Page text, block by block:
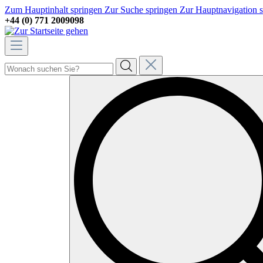
Zum Hauptinhalt springen Zur Suche springen Zur Hauptnavigation
+44 (0) 771 2009098